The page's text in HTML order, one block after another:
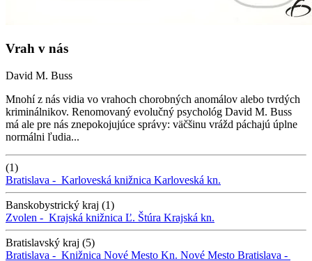
Vrah v nás
David M. Buss
Mnohí z nás vidia vo vrahoch chorobných anomálov alebo tvrdých
kriminálnikov. Renomovaný evolučný psychológ David M. Buss
má ale pre nás znepokojujúce správy: väčšinu vrážd páchajú úplne
normálni ľudia...
(1)
Bratislava - Karloveská knižnica Karloveská kn.
Banskobystrický kraj (1)
Zvolen - Krajská knižnica Ľ. Štúra Krajská kn.
Bratislavský kraj (5)
Bratislava - Knižnica Nové Mesto Kn. Nové Mesto Bratislava -